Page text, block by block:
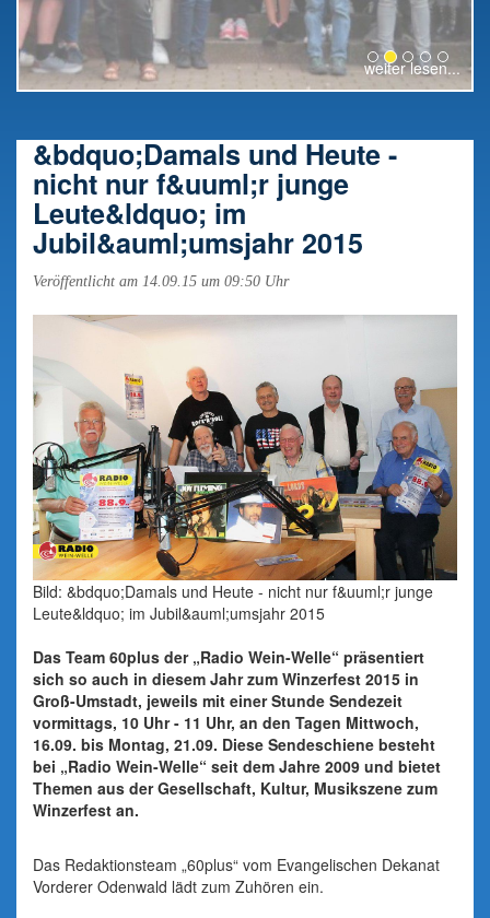
weiter lesen...
&bdquo;Damals und Heute -
nicht nur f&uuml;r junge
Leute&ldquo; im
Jubil&auml;umsjahr 2015
Veröffentlicht am 14.09.15 um 09:50 Uhr
Bild: &bdquo;Damals und Heute - nicht nur f&uuml;r junge
Leute&ldquo; im Jubil&auml;umsjahr 2015
Das Team 60plus der „Radio Wein-Welle“ präsentiert
sich so auch in diesem Jahr zum Winzerfest 2015 in
Groß-Umstadt, jeweils mit einer Stunde Sendezeit
vormittags, 10 Uhr - 11 Uhr, an den Tagen Mittwoch,
16.09. bis Montag, 21.09. Diese Sendeschiene besteht
bei „Radio Wein-Welle“ seit dem Jahre 2009 und bietet
Themen aus der Gesellschaft, Kultur, Musikszene zum
Winzerfest an.
Das Redaktionsteam „60plus“ vom Evangelischen Dekanat
Vorderer Odenwald lädt zum Zuhören ein.